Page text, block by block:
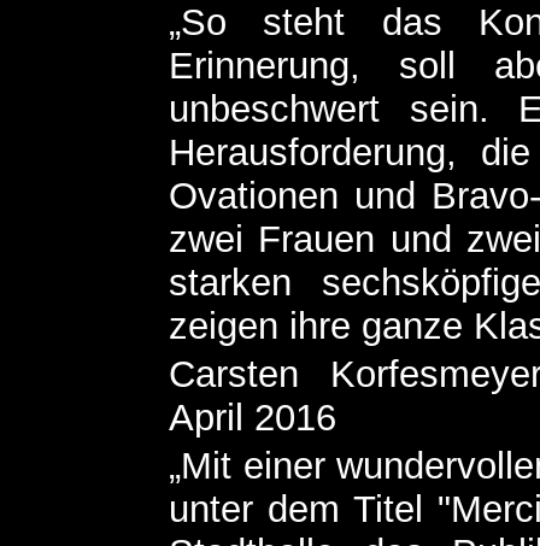
„So steht das
Erinnerung, soll
unbeschwert sein.
Herausforderung,
Ovationen und
zwei Frauen und
starken
zeigen ihre ganze
Carsten
April 2016
„Mit einer
unter dem Titel